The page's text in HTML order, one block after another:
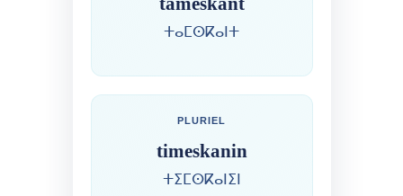
ⵜⴰⵎⵙⴽⴰⵏⵜ
PLURIEL
timeskanin
ⵜⵉⵎⵙⴽⴰⵏⵉⵏ